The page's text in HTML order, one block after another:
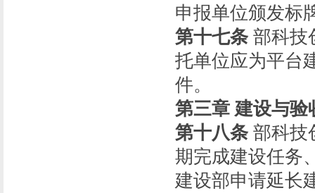
申报单位颁发标
第十七条 部科技
托单位应为平台
件。
第三章 建设与验
第十八条 部科技
期完成建设任务
建设部申请延长